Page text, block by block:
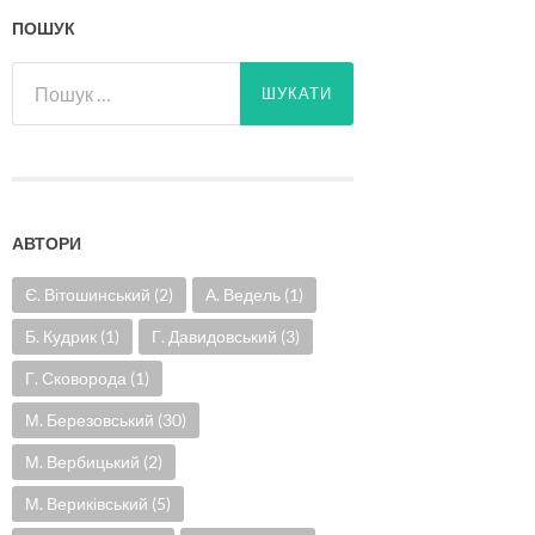
ПОШУК
АВТОРИ
Є. Вітошинський (2) А. Ведель (1)
Б. Кудрик (1) Г. Давидовський (3)
Г. Сковорода (1)
М. Березовський (30)
М. Вербицький (2)
М. Вериківський (5)